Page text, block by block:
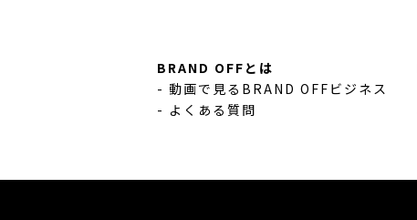
BRAND OFFとは
- 動画で見るBRAND OFFビジネス
- よくある質問